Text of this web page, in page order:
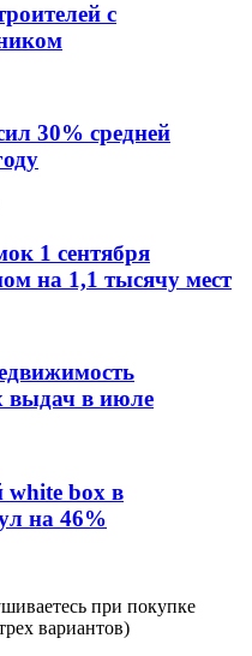
с
30% средней
1 сентября
на 1,1 тысячу мест
выдач в июле
white box в
на 46%
при покупке
вариантов)